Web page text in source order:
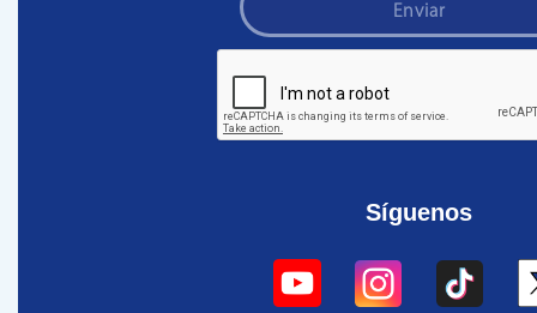
Enviar
Síguenos